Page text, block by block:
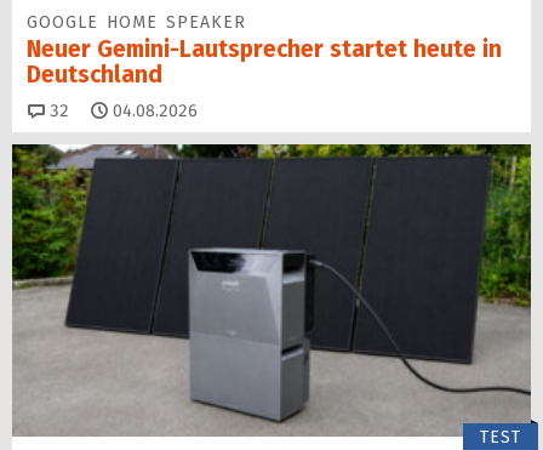
GOOGLE HOME SPEAKER
Neuer Gemini-Laut­spre­cher startet heu­te in
Deutschland
32 Kommentare
04.08.2026
TEST